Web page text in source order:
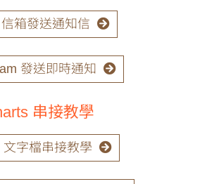
箱發送通知信
發送即時通知
串接教學
字檔串接教學